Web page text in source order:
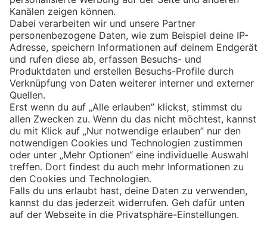
Eishockey
Impressum